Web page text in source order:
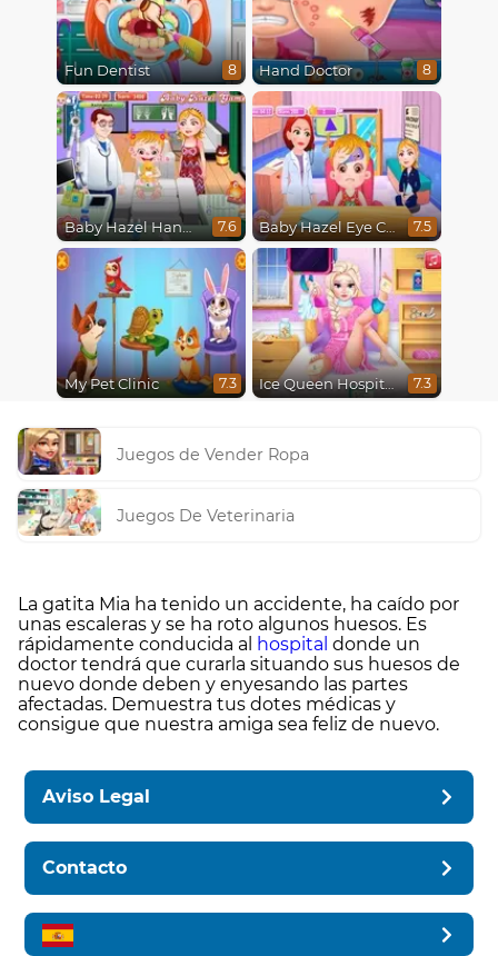
Fun Dentist 8 Hand Doctor 8
Baby Hazel Hand Fracture 7.6 Baby Hazel Eye Care 7.5
My Pet Clinic 7.3 Ice Queen Hospital Recovery 7.3
Juegos de Vender Ropa
Juegos De Veterinaria
La gatita Mia ha tenido un accidente, ha caído por
unas escaleras y se ha roto algunos huesos. Es
rápidamente conducida al hospital donde un
doctor tendrá que curarla situando sus huesos de
nuevo donde deben y enyesando las partes
afectadas. Demuestra tus dotes médicas y
consigue que nuestra amiga sea feliz de nuevo.
Aviso Legal
Contacto